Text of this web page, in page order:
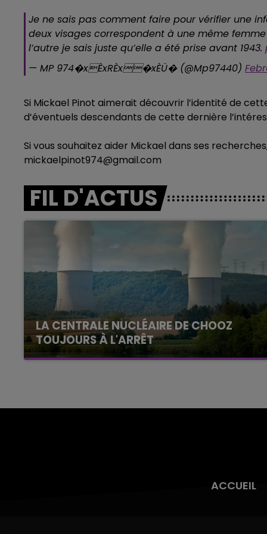
Je ne sais pas comment faire pour vérifier une
deux visages correspondent à une même
l’autre je sais juste qu’elle a été prise avant 1943.
— MP 974�xÈxRÈx�xÈÜ�️ (@Mp97440)
Si Mickael Pinot aimerait découvrir l’identité de
d’éventuels descendants de cette dernière
Si vous souhaitez aider Mickael dans ses
mickaelpinot974@gmail.com
FIL D'ACTUS
LA CENTRALE NUCLÉAIRE DE CHOOZ
TOUJOURS À L'ARRÊT
Cela fait déjà une semaine que la centrale
ACCUEIL